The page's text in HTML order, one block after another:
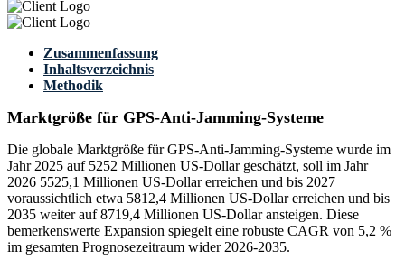
Zusammenfassung
Inhaltsverzeichnis
Methodik
Marktgröße für GPS-Anti-Jamming-Systeme
Die globale Marktgröße für GPS-Anti-Jamming-Systeme wurde im
Jahr 2025 auf 5252 Millionen US-Dollar geschätzt, soll im Jahr
2026 5525,1 Millionen US-Dollar erreichen und bis 2027
voraussichtlich etwa 5812,4 Millionen US-Dollar erreichen und bis
2035 weiter auf 8719,4 Millionen US-Dollar ansteigen. Diese
bemerkenswerte Expansion spiegelt eine robuste CAGR von 5,2 %
im gesamten Prognosezeitraum wider 2026-2035.